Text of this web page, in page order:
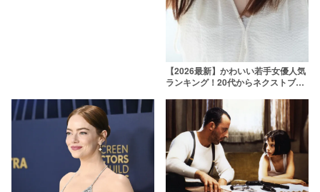
【2026最新】かわいい若手女優人気
ランキング！20代からネクストブレ